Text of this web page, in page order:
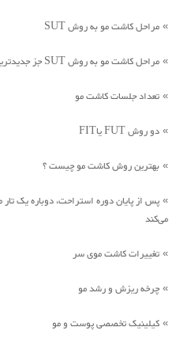
» مراحل کاشت مو به روش SUT
» مراحل کاشت مو به روش SUT جز جدیدترین روش کاشت است
» تعداد جلسات کاشت مو
» دو روش FUT یاFIT
» بهترین روش کاشت مو چیست ؟
» پس از پایان دوره استراحت، دوباره یک
می‌کند
» تغییرات کاشت موی سر
» چرخه ریزش و رشد مو
» کیلینیک تخصصی پوست و مو